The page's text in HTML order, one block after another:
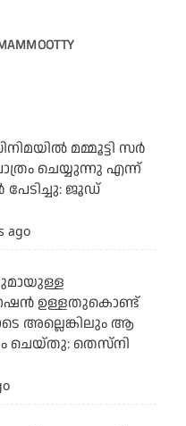
മമ്മൂട്ടി സർ
ചെയ്യുന്നു എന്ന്
പേടിച്ചു: ജൂഡ്
ago
ഉള്ളതുകൊണ്ട്
അല്ലെങ്കിലും ആ
ചെയ്തു: തെസ്നി